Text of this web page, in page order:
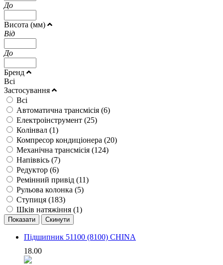
До
Висота (мм)
Від
До
Бренд
Всі
Застосування
Всі
Автоматична трансмісія (6)
Електроінструмент (25)
Колінвал (1)
Компресор кондиціонера (20)
Механічна трансмісія (124)
Напіввісь (7)
Редуктор (6)
Ремінний привід (11)
Рульова колонка (5)
Ступиця (183)
Шків натяжіння (1)
Підшипник 51100 (8100) CHINA
18.00